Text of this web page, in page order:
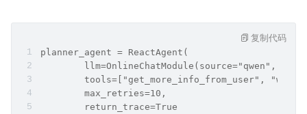
planner_agent = ReactAgent(
llm=OnlineChatModule(source="qwen",
tools=["get_more_info_from_user",
        max_retries=10,
        return_trace=True
复制代码